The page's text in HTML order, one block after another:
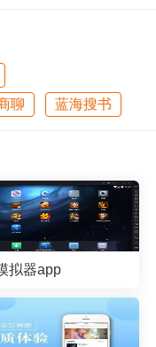
聊 蓝海搜书
拟器app